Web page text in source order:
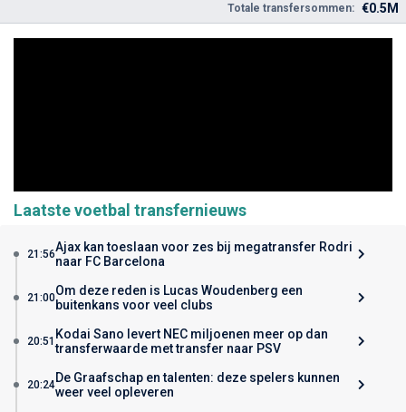
Totale transfersommen: €0.5M
Laatste voetbal transfernieuws
21:56Ajax kan toeslaan voor zes bij megatransfer Rodri
naar FC Barcelona
21:00Om deze reden is Lucas Woudenberg een
buitenkans voor veel clubs
20:51 Kodai Sano levert NEC miljoenen meer op dan
transferwaarde met transfer naar PSV
20:24De Graafschap en talenten: deze spelers kunnen
weer veel opleveren